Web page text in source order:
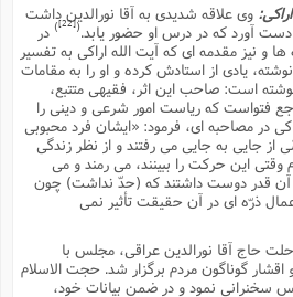
وى علاقه شدیدى به آقا نورالدین داشت
دست آورد که در درس او حضور یابد.(
[22]
)در
و نیز مقدمه اى که آیت الله اراکى به تفسیر
یادى از استادش کرده و او را به مقامات
است: صاحب این اثر، فقیهى متتبع،
فتواست که ریاست امور شرعى و دینى را
در مصاحبه اى، فرمود: «ایشان فرد محبوبى
جایى به جایى مى رفتند و از نظر زندگى
این حرکت را ببینند، مى رمند و مى
آن قدر دوست داشتند که (حدّ نداشت) چون
ذرّه اى در آن حقیقت تأثیر نمى
حاج آقا نورالدین عراقى، مجلس با
گوناگون مردم برگزار شد. حجت الاسلام
سخنرانى نمود و در ضمن بیانات خود،